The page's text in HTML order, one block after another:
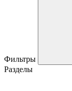
Фильтры
Разделы